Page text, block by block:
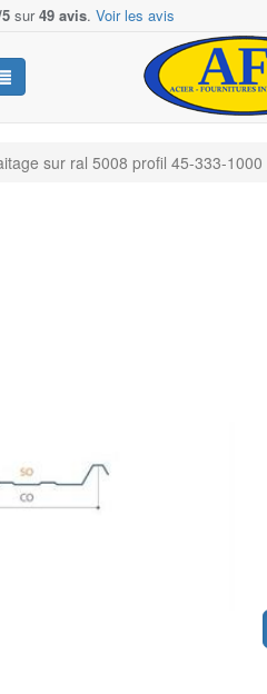
sur49 avis. Voir les avis
sur ral 5008 profil 45-333-1000